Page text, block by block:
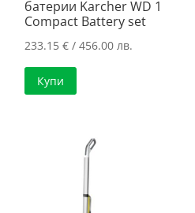
батерии Karcher WD 1
Compact Battery set
233.15€ / 456.00 лв.
Купи